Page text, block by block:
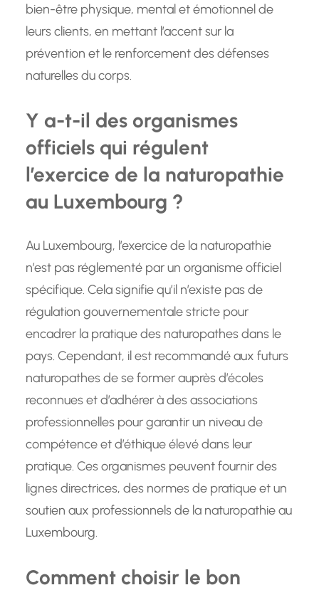
bien-être physique, mental et émotionnel de
leurs clients, en mettant l’accent sur la
prévention et le renforcement des défenses
naturelles du corps.
Y a-t-il des organismes
officiels qui régulent
l’exercice de la naturopathie
au Luxembourg ?
Au Luxembourg, l’exercice de la naturopathie
n’est pas réglementé par un organisme officiel
spécifique. Cela signifie qu’il n’existe pas de
régulation gouvernementale stricte pour
encadrer la pratique des naturopathes dans le
pays. Cependant, il est recommandé aux futurs
naturopathes de se former auprès d’écoles
reconnues et d’adhérer à des associations
professionnelles pour garantir un niveau de
compétence et d’éthique élevé dans leur
pratique. Ces organismes peuvent fournir des
lignes directrices, des normes de pratique et un
soutien aux professionnels de la naturopathie au
Luxembourg.
Comment choisir le bon